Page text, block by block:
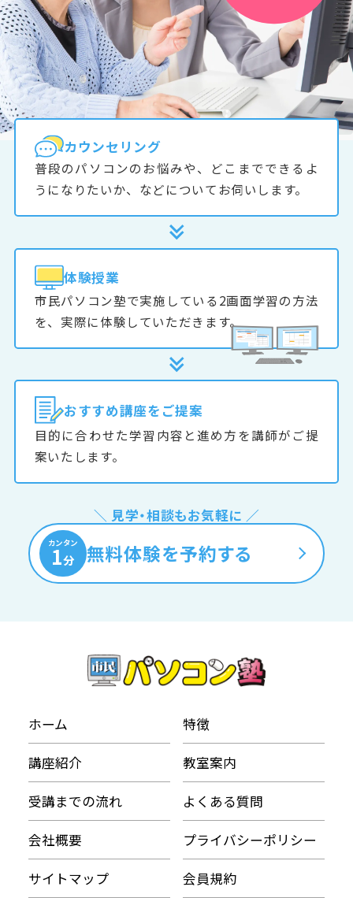
カウンセリング
普段のパソコンのお悩みや、どこまでできるよ
うになりたいか、などについてお伺いします。
体験授業
市民パソコン塾で実施している2画面学習の方法
を、実際に体験していただきます。
おすすめ講座をご提案
目的に合わせた学習内容と進め方を講師がご提
案いたします。
＼ 見学・相談もお気軽に ／
カンタン
1分 無料体験を予約する
ホーム 特徴
講座紹介 教室案内
受講までの流れ よくある質問
会社概要 プライバシーポリシー
サイトマップ 会員規約